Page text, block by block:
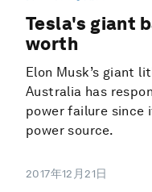
Tesla's giant
worth
Elon Musk’s giant
Australia has
power failure since
power source.
2017年12月21日